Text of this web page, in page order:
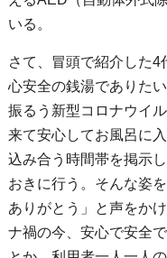
いる。
さて、冒頭で紹介した
心安全の銭湯でありた
振るう新型コロナウイ
来て安心してお風呂に
込み合う時間帯を掲示
おきに行う。そんな姿
ありがとう」と声をか
ナ禍の今、安心で安全